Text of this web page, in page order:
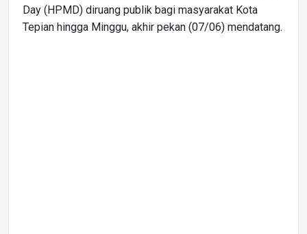
Day (HPMD) diruang publik bagi masyarakat Kota
Tepian hingga Minggu, akhir pekan (07/06) mendatang.